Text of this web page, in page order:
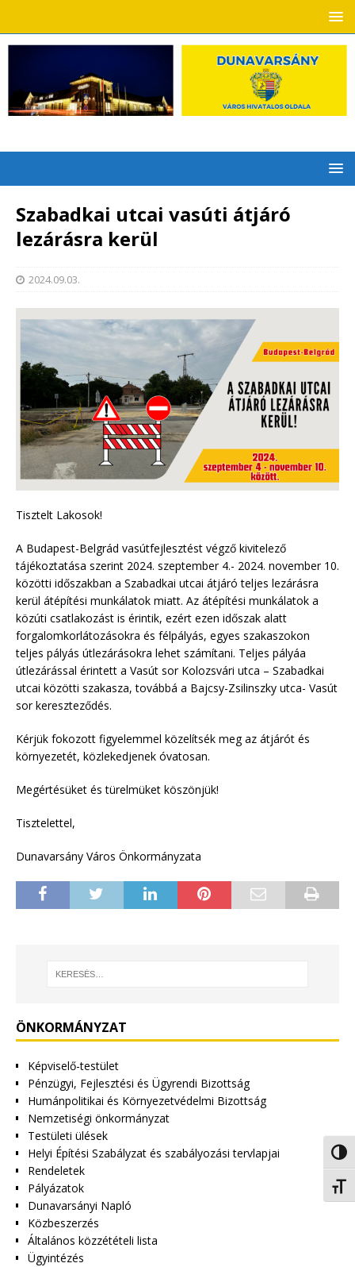
Szabadkai utcai vasúti átjáró
lezárásra kerül
2024.09.03.
Tisztelt Lakosok!
A Budapest-Belgrád vasútfejlesztést végző kivitelező
tájékoztatása szerint 2024. szeptember 4.- 2024. november 10.
közötti időszakban a Szabadkai utcai átjáró teljes lezárásra
kerül átépítési munkálatok miatt. Az átépítési munkálatok a
közúti csatlakozást is érintik, ezért ezen időszak alatt
forgalomkorlátozásokra és félpályás, egyes szakaszokon
teljes pályás útlezárásokra lehet számítani. Teljes pályáa
útlezárással érintett a Vasút sor Kolozsvári utca – Szabadkai
utcai közötti szakasza, továbbá a Bajcsy-Zsilinszky utca- Vasút
sor kereszteződés.
Kérjük fokozott figyelemmel közelítsék meg az átjárót és
környezetét, közlekedjenek óvatosan.
Megértésüket és türelmüket köszönjük!
Tisztelettel,
Dunavarsány Város Önkormányzata
ÖNKORMÁNYZAT
Képviselő-testület
Pénzügyi, Fejlesztési és Ügyrendi Bizottság
Humánpolitikai és Környezetvédelmi Bizottság
Nemzetiségi önkormányzat
Testületi ülések
Helyi Építési Szabályzat és szabályozási tervlapjai
Rendeletek
Pályázatok
Dunavarsányi Napló
Közbeszerzés
Általános közzétételi lista
Ügyintézés